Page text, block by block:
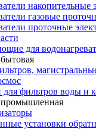
накопительные
газовые
проточные
для
фильтров воды и
промышленная
установки